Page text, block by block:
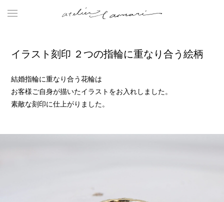
イラスト刻印 ２つの指輪に重なり合う絵柄
結婚指輪に重なり合う花輪は
お客様ご自身が描いたイラストをお入れしました。
素敵な刻印に仕上がりました。